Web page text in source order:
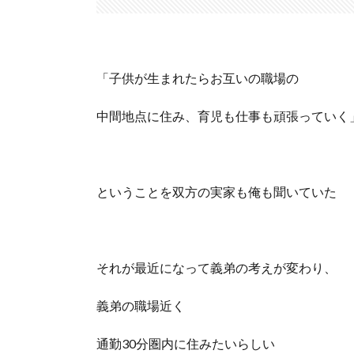
「子供が生まれたらお互いの職場の
中間地点に住み、育児も仕事も頑張っていく
ということを双方の実家も俺も聞いていた
それが最近になって義弟の考えが変わり、
義弟の職場近く
通勤30分圏内に住みたいらしい